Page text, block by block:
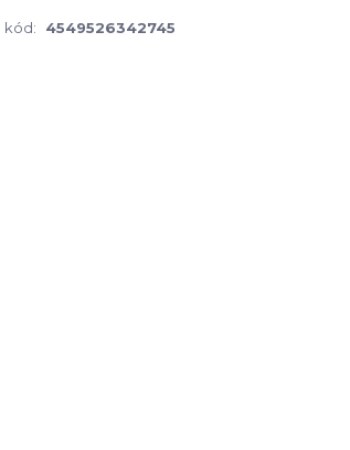
kód: 4549526342745